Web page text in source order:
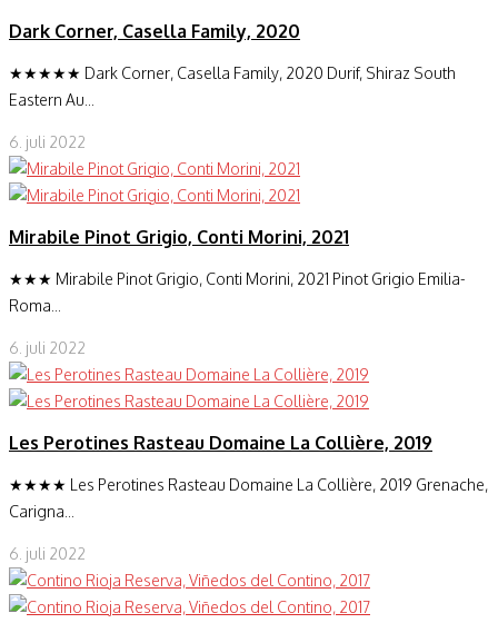
Dark Corner, Casella Family, 2020
★★★★★ Dark Corner, Casella Family, 2020 Durif, Shiraz South
Eastern Au...
6. juli 2022
Mirabile Pinot Grigio, Conti Morini, 2021
★★★ Mirabile Pinot Grigio, Conti Morini, 2021 Pinot Grigio Emilia-
Roma...
6. juli 2022
Les Perotines Rasteau Domaine La Collière, 2019
★★★★ Les Perotines Rasteau Domaine La Collière, 2019 Grenache,
Carigna...
6. juli 2022